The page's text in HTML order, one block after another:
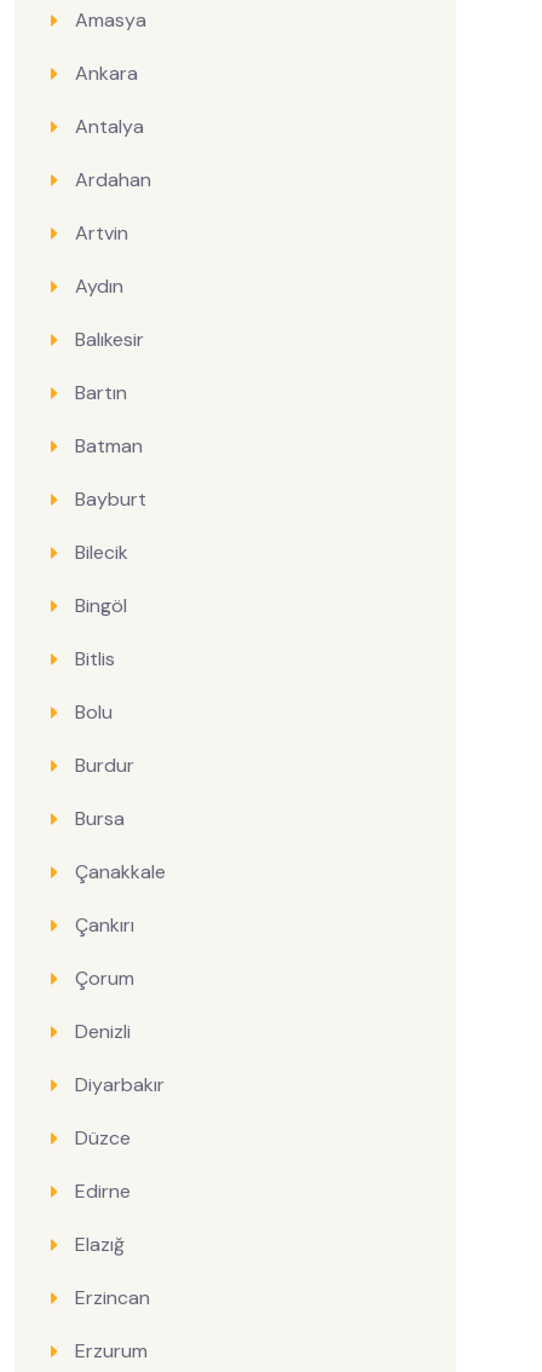
Amasya
Ankara
Antalya
Ardahan
Artvin
Aydın
Balıkesir
Bartın
Batman
Bayburt
Bilecik
Bingöl
Bitlis
Bolu
Burdur
Bursa
Çanakkale
Çankırı
Çorum
Denizli
Diyarbakır
Düzce
Edirne
Elazığ
Erzincan
Erzurum